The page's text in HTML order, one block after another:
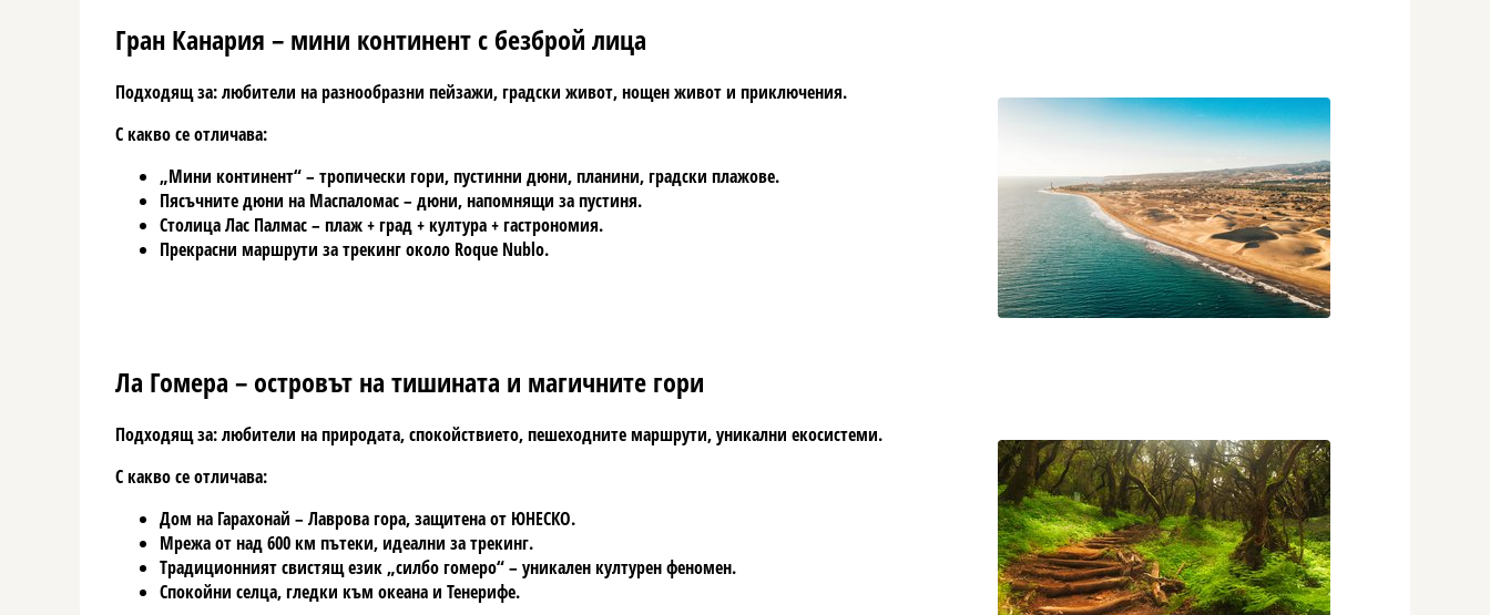
Гран Канария – мини континент с безброй лица
Подходящ за: любители на разнообразни пейзажи, градски живот, нощен живот и приключения.
С какво се отличава:
„Мини континент“ – тропически гори, пустинни дюни, планини, градски плажове.
Пясъчните дюни на Маспаломас – дюни, напомнящи за пустиня.
СтолицаЛас Палмас– плаж + град + култура + гастрономия.
Прекрасни маршрути за трекинг около Roque Nublo.
Ла Гомера – островът на тишината и магичните гори
Подходящ за: любители на природата, спокойствието, пешеходните маршрути, уникални екосистеми.
С какво се отличава:
Дом на Гарахонай – Лаврова гора, защитена от ЮНЕСКО.
Мрежа от над600 км пътеки, идеални за трекинг.
Традиционниятсвистящ език „силбо гомеро“– уникален културен феномен.
Спокойни селца, гледки към океана и Тенерифе.